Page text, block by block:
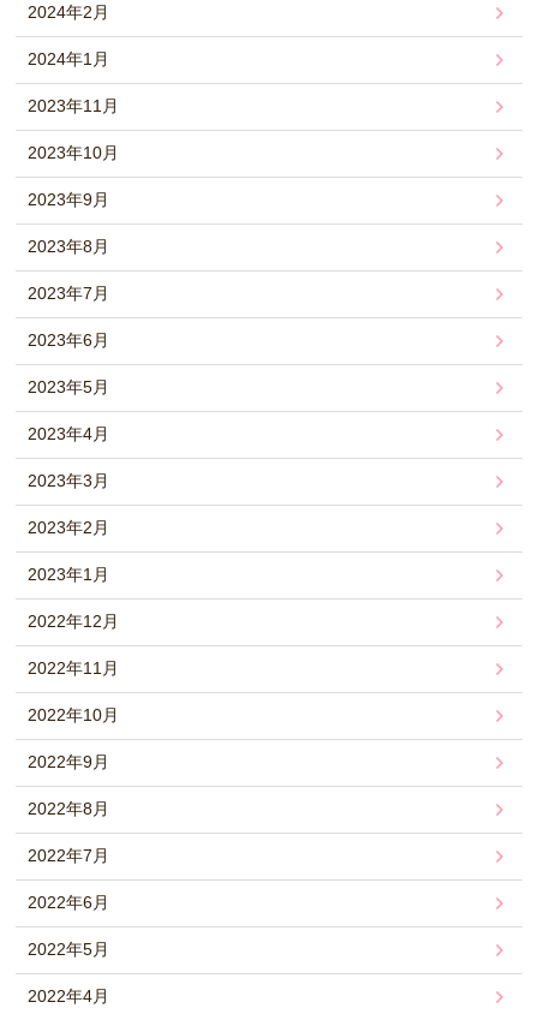
2024年2月
2024年1月
2023年11月
2023年10月
2023年9月
2023年8月
2023年7月
2023年6月
2023年5月
2023年4月
2023年3月
2023年2月
2023年1月
2022年12月
2022年11月
2022年10月
2022年9月
2022年8月
2022年7月
2022年6月
2022年5月
2022年4月